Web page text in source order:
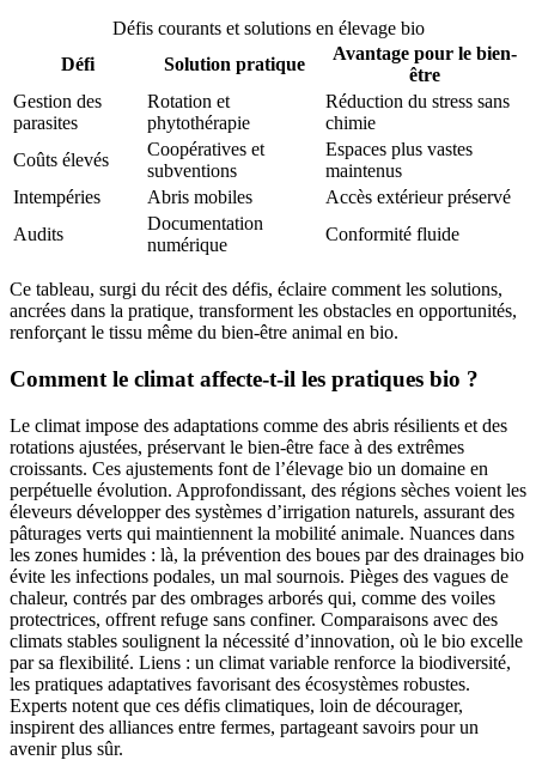
Défis courants et solutions en élevage bio
Défi
Solution pratique
Avantage pour le bien-
être
Gestion des
parasites
Rotation et
phytothérapie
Réduction du stress sans
chimie
Coûts élevés
Coopératives et
subventions
Espaces plus vastes
maintenus
Intempéries
Abris mobiles
Accès extérieur préservé
Audits
Documentation
numérique
Conformité fluide
Ce tableau, surgi du récit des défis, éclaire comment les solutions,
ancrées dans la pratique, transforment les obstacles en opportunités,
renforçant le tissu même du bien-être animal en bio.
Comment le climat affecte-t-il les pratiques bio ?
Le climat impose des adaptations comme des abris résilients et des
rotations ajustées, préservant le bien-être face à des extrêmes
croissants. Ces ajustements font de l’élevage bio un domaine en
perpétuelle évolution. Approfondissant, des régions sèches voient les
éleveurs développer des systèmes d’irrigation naturels, assurant des
pâturages verts qui maintiennent la mobilité animale. Nuances dans
les zones humides : là, la prévention des boues par des drainages bio
évite les infections podales, un mal sournois. Pièges des vagues de
chaleur, contrés par des ombrages arborés qui, comme des voiles
protectrices, offrent refuge sans confiner. Comparaisons avec des
climats stables soulignent la nécessité d’innovation, où le bio excelle
par sa flexibilité. Liens : un climat variable renforce la biodiversité,
les pratiques adaptatives favorisant des écosystèmes robustes.
Experts notent que ces défis climatiques, loin de décourager,
inspirent des alliances entre fermes, partageant savoirs pour un
avenir plus sûr.